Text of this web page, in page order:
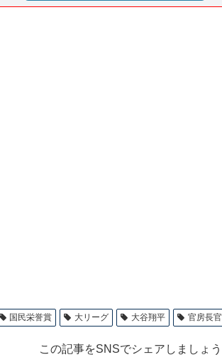
国民栄誉賞 大リーグ 大谷翔平 官房長官
この記事をSNSでシェアしましょう